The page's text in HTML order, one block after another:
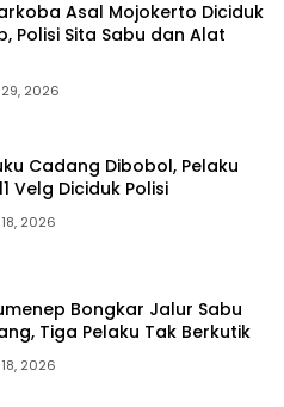
Asal Mojokerto Diciduk
Polisi Sita Sabu dan Alat
2026
Cadang Dibobol, Pelaku
Velg Diciduk Polisi
2026
Bongkar Jalur Sabu
Tiga Pelaku Tak Berkutik
2026